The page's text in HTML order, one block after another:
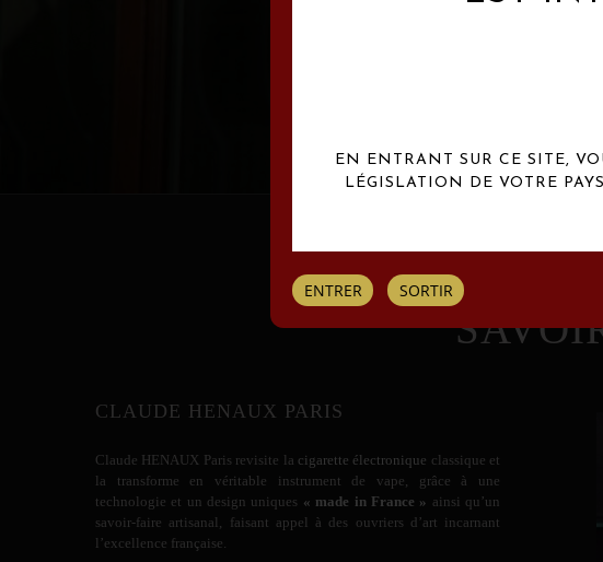
CLAUDE HENAUX PARIS
Claude HENAUX Paris revisite la cigarette électronique classique et
la transforme en véritable instrument de vape, grâce à une
technologie et un design uniques « made in France » ainsi qu’un
savoir-faire artisanal, faisant appel à des ouvriers d’art incarnant
l’excellence française.
EN ENTRANT SUR CE SITE,
LÉGISLATION DE VOTRE
ENTRER SORTIR